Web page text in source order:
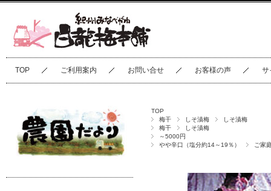
TOP ご利用案内 お問い合せ お客様の声 サ
TOP
梅干
しそ漬梅
しそ漬梅
梅干
しそ漬梅
～5000円
やや辛口（塩分約14～19％）
ご家